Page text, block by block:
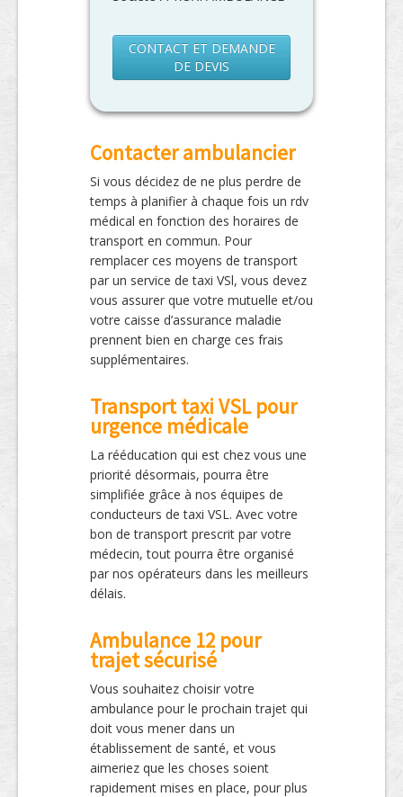
CONTACT ET DEMANDE
DE DEVIS
Contacter ambulancier
Si vous décidez de ne plus perdre de
temps à planifier à chaque fois un rdv
médical en fonction des horaires de
transport en commun. Pour
remplacer ces moyens de transport
par un service de taxi VSl, vous devez
vous assurer que votre mutuelle et/ou
votre caisse d’assurance maladie
prennent bien en charge ces frais
supplémentaires.
Transport taxi VSL pour
urgence médicale
La rééducation qui est chez vous une
priorité désormais, pourra être
simplifiée grâce à nos équipes de
conducteurs de taxi VSL. Avec votre
bon de transport prescrit par votre
médecin, tout pourra être organisé
par nos opérateurs dans les meilleurs
délais.
Ambulance 12 pour
trajet sécurisé
Vous souhaitez choisir votre
ambulance pour le prochain trajet qui
doit vous mener dans un
établissement de santé, et vous
aimeriez que les choses soient
rapidement mises en place, pour plus